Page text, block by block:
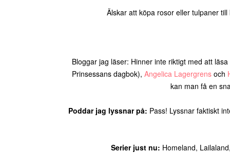
Älskar att köpa rosor eller tulpaner
Bloggar jag läser: Hinner inte riktigt med att
Prinsessans dagbok), Angelica Lagergrens och
kan man få en
Poddar jag lyssnar på: Pass! Lyssnar faktiskt
Serier just nu: Homeland,